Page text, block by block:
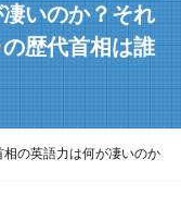
いのか？それ
歴代首相は誰
相の英語力は何が凄いのか